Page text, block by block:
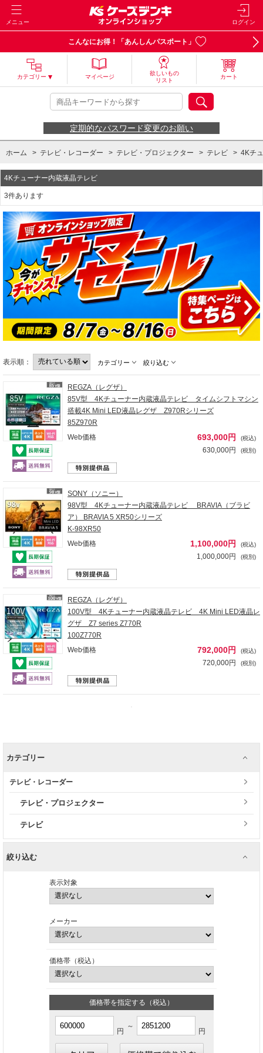
メニュー ログイン
こんなにお得！「あんしんパスポート」
カテゴリー マイページ
欲しいもの
リスト
カート
定期的なパスワード変更のお願い
ホーム > テレビ・レコーダー > テレビ・プロジェクター > テレビ > 4Kチ
4Kチューナー内蔵液晶テレビ
3件あります
表示順： カテゴリー 絞り込む
REGZA（レグザ）
85V型 4Kチューナー内蔵液晶テレビ タイムシフトマシン
搭載4K Mini LED液晶レグザ Z970Rシリーズ
85Z970R
Web価格
693,000円 (税込)
630,000円 (税別)
SONY（ソニー）
98V型 4Kチューナー内蔵液晶テレビ BRAVIA（ブラビ
ア） BRAVIA 5 XR50シリーズ
K-98XR50
Web価格
1,100,000円 (税込)
1,000,000円 (税別)
REGZA（レグザ）
100V型 4Kチューナー内蔵液晶テレビ 4K Mini LED液晶レ
グザ Z7 series Z770R
100Z770R
Web価格
792,000円 (税込)
720,000円 (税別)
カテゴリー
テレビ・レコーダー
テレビ・プロジェクター
テレビ
絞り込む
表示対象
メーカー
価格帯（税込）
価格帯を指定する（税込）
円
～
円